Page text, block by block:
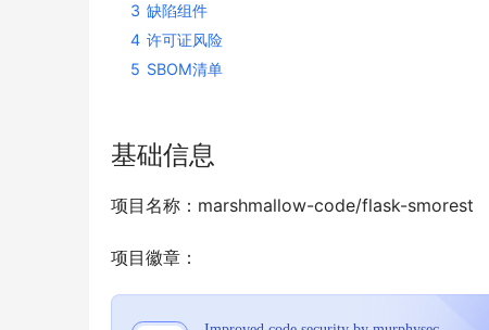
3 缺陷组件
4 许可证风险
5 SBOM清单
基础信息
项目名称：marshmallow-code/flask-smorest
项目徽章：